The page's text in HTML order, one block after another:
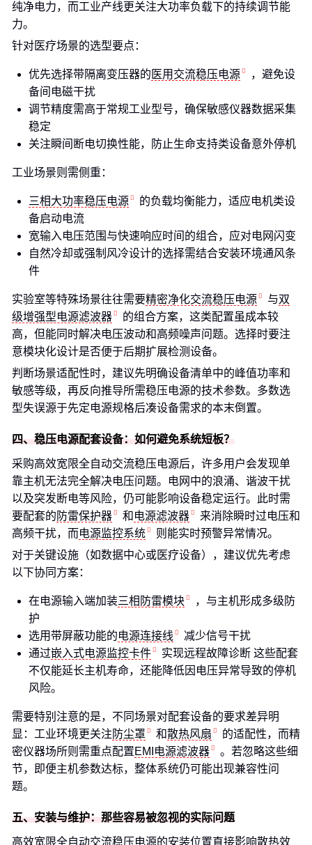
纯净电力，而工业产线更关注大功率负载下的持续调节能
力。
针对医疗场景的选型要点：
优先选择带隔离变压器的 医用交流稳压电源
，避免设
备间电磁干扰
调节精度需高于常规工业型号，确保敏感仪器数据采集
稳定
关注瞬间断电切换性能，防止生命支持类设备意外停机
工业场景则需侧重：
三相大功率稳压电源
的负载均衡能力，适应电机类设
备启动电流
宽输入电压范围与快速响应时间的组合，应对电网闪变
自然冷却或强制风冷设计的选择需结合安装环境通风条
件
实验室等特殊场景往往需要精密净化交流稳压电源 与双
级增强型电源滤波器
的组合方案，这类配置虽成本较
高，但能同时解决电压波动和高频噪声问题。选择时要注
意模块化设计是否便于后期扩展检测设备。
判断场景适配性时，建议先明确设备清单中的峰值功率和
敏感等级，再反向推导所需稳压电源的技术参数。多数选
型失误源于先定电源规格后凑设备需求的本末倒置。
四、稳压电源配套设备：如何避免系统短板？
采购高效宽限全自动交流稳压电源后，许多用户会发现单
靠主机无法完全解决电压问题。电网中的浪涌、谐波干扰
以及突发断电等风险，仍可能影响设备稳定运行。此时需
要配套的 防雷保护器 和 电源滤波器
来消除瞬时过电压和
高频干扰，而电源监控系统
则能实时预警异常情况。
对于关键设施（如数据中心或医疗设备），建议优先考虑
以下协同方案：
在电源输入端加装三相防雷模块
，与主机形成多级防
护
选用带屏蔽功能的电源连接线
减少信号干扰
通过嵌入式电源监控卡件
实现远程故障诊断 这些配套
不仅能延长主机寿命，还能降低因电压异常导致的停机
风险。
需要特别注意的是，不同场景对配套设备的要求差异明
显：工业环境更关注 防尘罩 和散热风扇
的适配性，而精
密仪器场所则需重点配置EMI电源滤波器
。若忽略这些细
节，即便主机参数达标，整体系统仍可能出现兼容性问
题。
五、安装与维护：那些容易被忽视的实际问题
高效宽限全自动交流稳压电源的安装位置直接影响散热效